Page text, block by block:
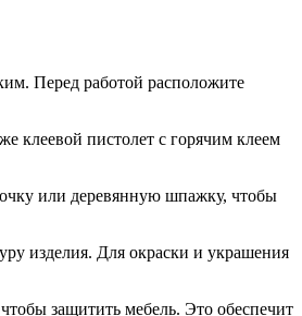
Перед работой расположите
клеевой пистолет с горячим клеем
или деревянную шпажку, чтобы
изделия. Для окраски и украшения
защитить мебель. Это обеспечит